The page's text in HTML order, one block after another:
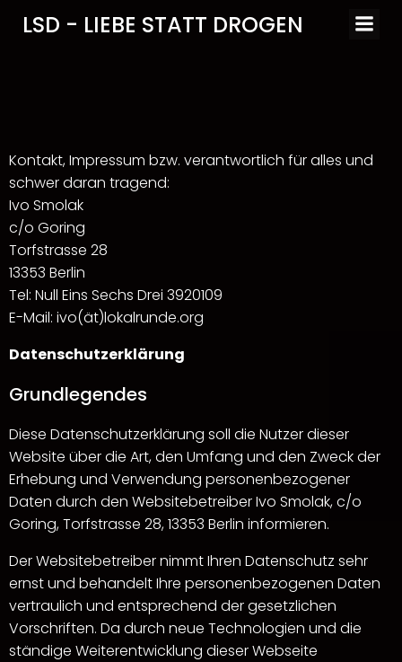
Inhalt
LSD - LIEBE STATT DROGEN
Kontakt, Impressum bzw. verantwortlich für alles und
schwer daran tragend:
Ivo Smolak
c/o Goring
Torfstrasse 28
13353 Berlin
Tel: Null Eins Sechs Drei 3920109
E-Mail: ivo(ät)lokalrunde.org
Datenschutzerklärung
Grundlegendes
Diese Datenschutzerklärung soll die Nutzer dieser
Website über die Art, den Umfang und den Zweck der
Erhebung und Verwendung personenbezogener
Daten durch den Websitebetreiber Ivo Smolak, c/o
Goring, Torfstrasse 28, 13353 Berlin informieren.
Der Websitebetreiber nimmt Ihren Datenschutz sehr
ernst und behandelt Ihre personenbezogenen Daten
vertraulich und entsprechend der gesetzlichen
Vorschriften. Da durch neue Technologien und die
ständige Weiterentwicklung dieser Webseite